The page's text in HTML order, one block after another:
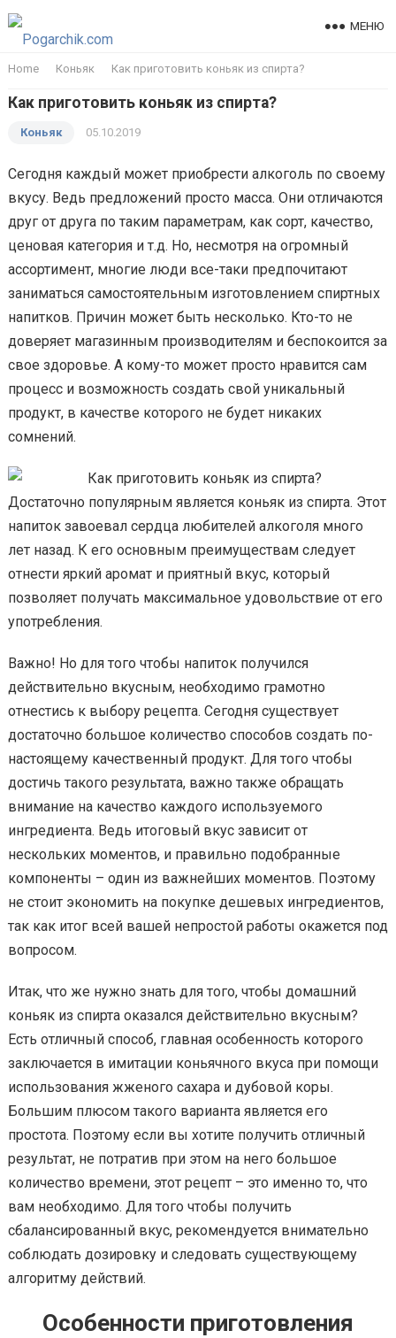
МЕНЮ
Home Коньяк Как приготовить коньяк из спирта?
Как приготовить коньяк из спирта?
Коньяк 05.10.2019
Сегодня каждый может приобрести алкоголь по своему
вкусу. Ведь предложений просто масса. Они отличаются
друг от друга по таким параметрам, как сорт, качество,
ценовая категория и т.д. Но, несмотря на огромный
ассортимент, многие люди все-таки предпочитают
заниматься самостоятельным изготовлением спиртных
напитков. Причин может быть несколько. Кто-то не
доверяет магазинным производителям и беспокоится за
свое здоровье. А кому-то может просто нравится сам
процесс и возможность создать свой уникальный
продукт, в качестве которого не будет никаких
сомнений.
Достаточно популярным является коньяк из спирта. Этот
напиток завоевал сердца любителей алкоголя много
лет назад. К его основным преимуществам следует
отнести яркий аромат и приятный вкус, который
позволяет получать максимальное удовольствие от его
употребления.
Важно! Но для того чтобы напиток получился
действительно вкусным, необходимо грамотно
отнестись к выбору рецепта. Сегодня существует
достаточно большое количество способов создать по-
настоящему качественный продукт. Для того чтобы
достичь такого результата, важно также обращать
внимание на качество каждого используемого
ингредиента. Ведь итоговый вкус зависит от
нескольких моментов, и правильно подобранные
компоненты – один из важнейших моментов. Поэтому
не стоит экономить на покупке дешевых ингредиентов,
так как итог всей вашей непростой работы окажется под
вопросом.
Итак, что же нужно знать для того, чтобы домашний
коньяк из спирта оказался действительно вкусным?
Есть отличный способ, главная особенность которого
заключается в имитации коньячного вкуса при помощи
использования жженого сахара и дубовой коры.
Большим плюсом такого варианта является его
простота. Поэтому если вы хотите получить отличный
результат, не потратив при этом на него большое
количество времени, этот рецепт – это именно то, что
вам необходимо. Для того чтобы получить
сбалансированный вкус, рекомендуется внимательно
соблюдать дозировку и следовать существующему
алгоритму действий.
Особенности приготовления